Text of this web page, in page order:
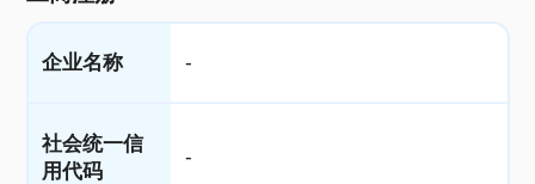
企业名称 -
社会统一信
用代码
-